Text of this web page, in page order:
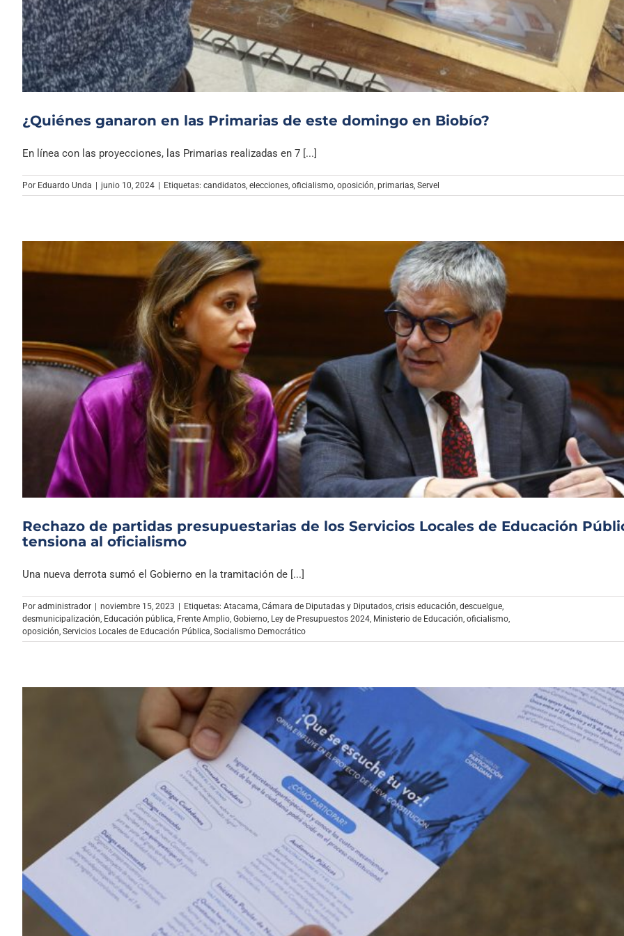
Archivo Sonoro
¿Quiénes ganaron en las Primarias de este domingo en Biobío?
En línea con las proyecciones, las Primarias realizadas en 7 [...]
Por Eduardo Unda junio 10, 2024 Etiquetas: candidatos, elecciones, oficialismo, oposición, primarias, Servel
Rechazo de partidas presupuestarias de los Servicios Locales de Educación
tensiona al oficialismo
Una nueva derrota sumó el Gobierno en la tramitación de [...]
Por administrador noviembre 15, 2023 Etiquetas: Atacama, Cámara de Diputadas y Diputados, crisis educación, descuelgue,
desmunicipalización, Educación pública, Frente Amplio, Gobierno, Ley de Presupuestos 2024, Ministerio de Educación, oficialismo,
oposición, Servicios Locales de Educación Pública, Socialismo Democrático